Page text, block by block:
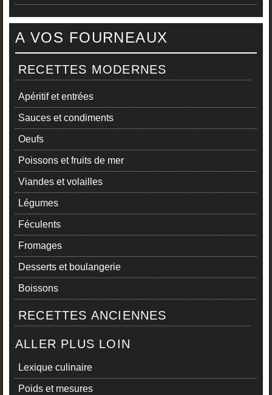
A VOS FOURNEAUX
RECETTES MODERNES
Apéritif et entrées
Sauces et condiments
Oeufs
Poissons et fruits de mer
Viandes et volailles
Légumes
Féculents
Fromages
Desserts et boulangerie
Boissons
RECETTES ANCIENNES
ALLER PLUS LOIN
Lexique culinaire
Poids et mesures